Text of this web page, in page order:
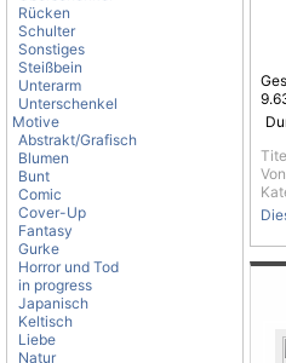
Rücken
Schulter
Sonstiges
Steißbein
Unterarm
Unterschenkel
Motive
Abstrakt/Grafisch
Blumen
Bunt
Comic
Cover-Up
Fantasy
Gurke
Horror und Tod
in progress
Japanisch
Keltisch
Liebe
Natur
Von